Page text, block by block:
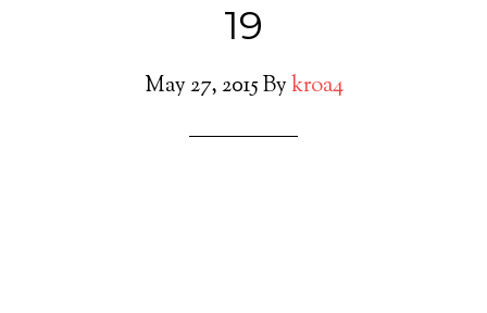
19
May 27, 2015Bykroa4